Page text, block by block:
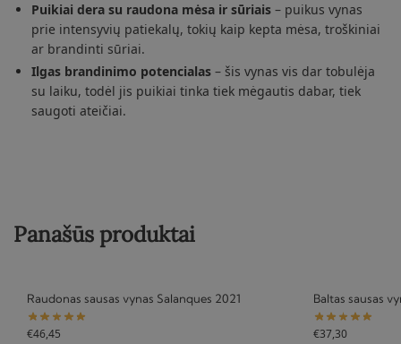
Puikiai dera su raudona mėsa ir sūriais – puikus vynas
prie intensyvių patiekalų, tokių kaip kepta mėsa, troškiniai
ar brandinti sūriai.
Ilgas brandinimo potencialas – šis vynas vis dar tobulėja
su laiku, todėl jis puikiai tinka tiek mėgautis dabar, tiek
saugoti ateičiai.
Panašūs produktai
Raudonas sausas vynas Salanques 2021
€46,45
Baltas sausas
€37,30